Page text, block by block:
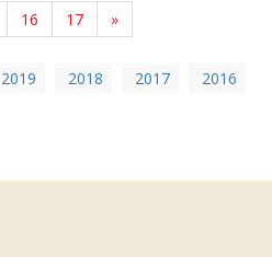
16 17 »
2019 2018 2017 2016